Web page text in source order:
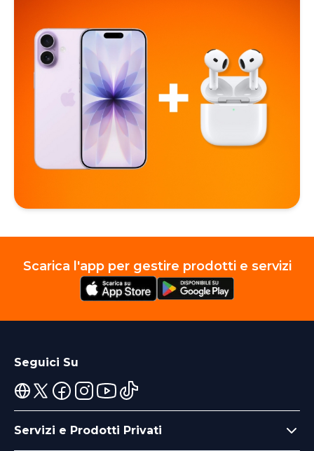
Scarica l'app per gestire prodotti e servizi
Seguici Su
Servizi e Prodotti Privati